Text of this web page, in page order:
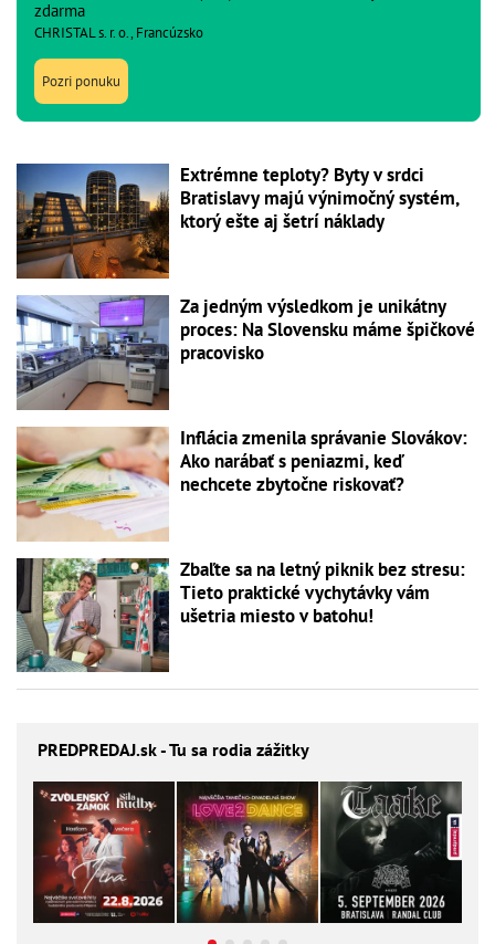
zdarma
CHRISTAL s. r. o., Francúzsko
Pozri ponuku
Extrémne teploty? Byty v srdci
Bratislavy majú výnimočný systém,
ktorý ešte aj šetrí náklady
Za jedným výsledkom je unikátny
proces: Na Slovensku máme špičkové
pracovisko
Inflácia zmenila správanie Slovákov:
Ako narábať s peniazmi, keď
nechcete zbytočne riskovať?
Zbaľte sa na letný piknik bez stresu:
Tieto praktické vychytávky vám
ušetria miesto v batohu!
PREDPREDAJ.sk - Tu sa rodia zážitky